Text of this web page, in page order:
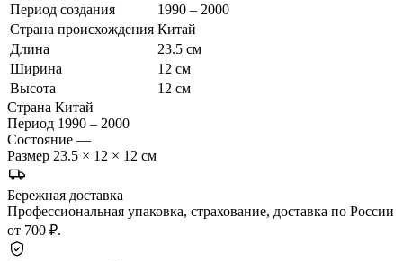
Период создания
1990 – 2000
Страна происхождения Китай
Длина
23.5 см
Ширина
12 см
Высота
12 см
Страна Китай
Период 1990 – 2000
Состояние —
Размер 23.5 × 12 × 12 см
Бережная доставка
Профессиональная упаковка, страхование, доставка по России
от 700 ₽.